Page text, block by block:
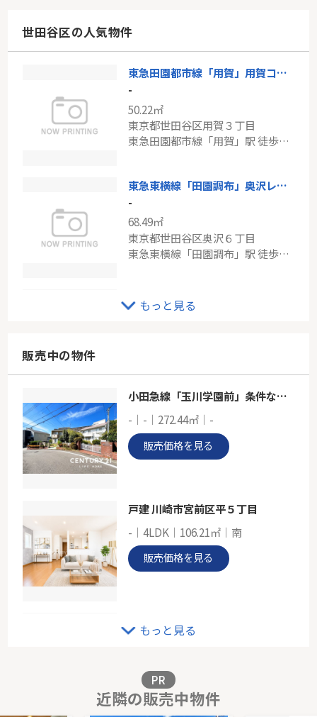
神奈川県川崎市幸区下平間
南武線「鹿島田」駅 徒歩7分
60.38㎡
神奈川県川崎市中原区小杉町２丁目
世田谷区の人気物件
東急田園都市線「用賀」用賀コーポラス
-
50.22㎡
東京都世田谷区用賀３丁目
東急田園都市線「用賀」駅 徒歩5分
東急東横線「田園調布」奥沢レジデンス
-
68.49㎡
東京都世田谷区奥沢６丁目
東急東横線「田園調布」駅 徒歩8分
-
-
132.25㎡
東京都世田谷区世田谷４丁目
もっと見る
販売中の物件
小田急線「玉川学園前」条件なし売地
-｜-｜272.44㎡｜-
販売価格を見る
戸建 川崎市宮前区平５丁目
-｜4LDK｜106.21㎡｜南
販売価格を見る
販売価格を見る
もっと見る
PR
近隣の販売中物件